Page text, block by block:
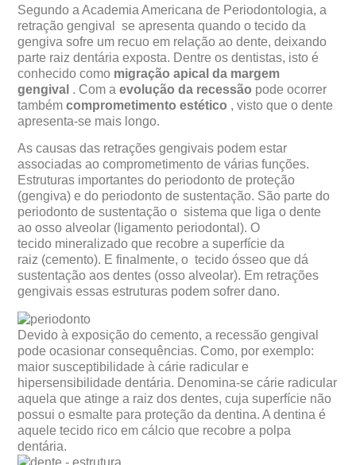
Segundo a Academia Americana de Periodontologia, a
retração gengival se apresenta quando o tecido da
gengiva sofre um recuo em relação ao dente, deixando
parte raiz dentária exposta. Dentre os dentistas, isto é
conhecido como migração apical da margem
gengival . Com aevolução da recessão pode ocorrer
tambémcomprometimento estético , visto que o dente
apresenta-se mais longo.
As causas das retrações gengivais podem estar
associadas ao comprometimento de várias funções.
Estruturas importantes do periodonto de proteção
(gengiva) e do periodonto de sustentação. São parte do
periodonto de sustentação osistema que liga o dente
ao osso alveolar (ligamento periodontal). O
tecido mineralizado que recobre a superfície da
raiz (cemento). E finalmente, otecido ósseo que dá
sustentação aos dentes (osso alveolar). Em retrações
gengivais essas estruturas podem sofrer dano.
Devido à exposição do cemento, a recessão gengival
pode ocasionar consequências. Como, por exemplo:
maior susceptibilidade à cárie radicular e
hipersensibilidade dentária. Denomina-se cárie radicular
aquela que atinge a raiz dos dentes, cuja superfície não
possui o esmalte para proteção da dentina. A dentina é
aquele tecido rico em cálcio que recobre a polpa
dentária.